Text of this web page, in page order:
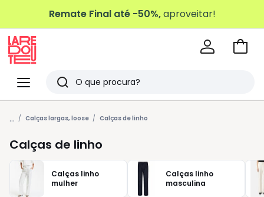
Remate Final até -50%,aproveitar!
Menu
Redoute
Pesquisar
Últimos
artigos
vistos
Ir
... Calças largas, loose Calças de linho
Calças de linho
Calças linho
mulher
Calças linho
masculina